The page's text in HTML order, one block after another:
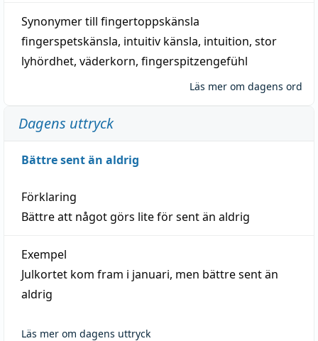
Synonymer till fingertoppskänsla
fingerspetskänsla, intuitiv känsla, intuition, stor
lyhördhet, väderkorn, fingerspitzengefühl
Läs mer om dagens ord
Dagens uttryck
Bättre sent än aldrig
Förklaring
Bättre att något görs lite för sent än aldrig
Exempel
Julkortet kom fram i januari, men bättre sent än
aldrig
Läs mer om dagens uttryck